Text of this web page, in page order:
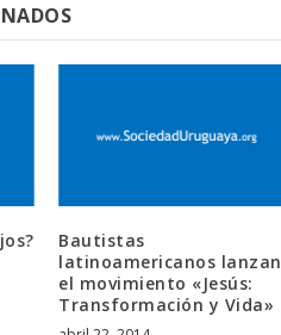
Bautistas
latinoamericanos lanzan
el movimiento «Jesús:
Transformación y Vida»